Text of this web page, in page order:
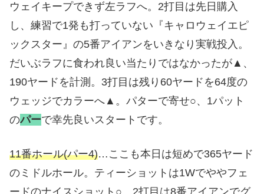
ウェイキープできず左ラフへ。2打目は先日購入
し、練習で1発も打っていない『キャロウェイエピ
ックスター』の5番アイアンをいきなり実戦投入。
だいぶラフに食われ良い当たりではなかったが▲、
190ヤードを計測。3打目は残り60ヤードを64度の
ウェッジでカラーへ▲。パターで寄せ○、1パット
のパーで幸先良いスタートです。
11番ホール(パー4)…ここも本日は短めで365ヤード
のミドルホール。ティーショットは1Wでややフェ
ードのナイスショット○。2打目は8番アイアンでグ